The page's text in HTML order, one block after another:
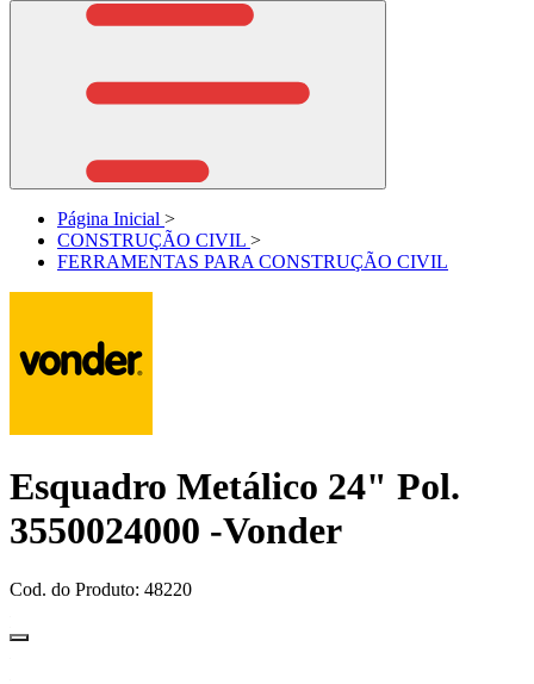
Página Inicial >
CONSTRUÇÃO CIVIL >
FERRAMENTAS PARA CONSTRUÇÃO CIVIL
Esquadro Metálico 24" Pol.
3550024000 -Vonder
Cod. do Produto: 48220